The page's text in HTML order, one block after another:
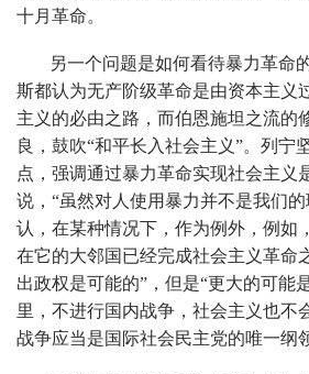
十月革命。
另一个问题是如何看待暴力革命
斯都认为无产阶级革命是由资本主义
主义的必由之路，而伯恩施坦之流的
良，鼓吹“和平长入社会主义”。列宁
点，强调通过暴力革命实现社会主义
说，“虽然对人使用暴力并不是我们
认，在某种情况下，作为例外，例如
在它的大邻国已经完成社会主义革命
出政权是可能的”，但是“更大的可能
里，不进行国内战争，社会主义也不
战争应当是国际社会民主党的唯一纲领